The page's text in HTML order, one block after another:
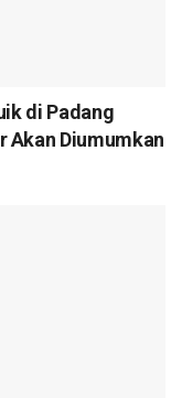
di Padang
Akan Diumumkan